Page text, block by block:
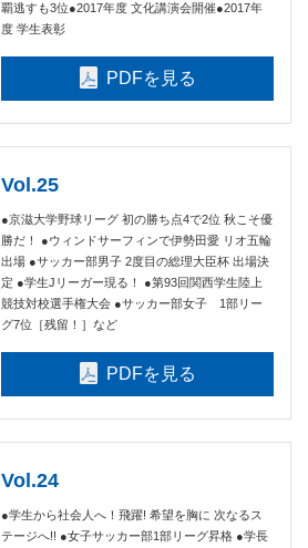
覇逃すも3位●2017年度 文化講演会開催●2017年
度 学生表彰
PDFを見る
Vol.25
●京滋大学野球リーグ 初の勝ち点4で2位 秋こそ優
勝だ！ ●ウィンドサーフィンで伊勢田愛 リオ五輪
出場 ●サッカー部男子 2度目の総理大臣杯 出場決
定 ●学生Jリーガー現る！ ●第93回関西学生陸上
競技対校選手権大会 ●サッカー部女子 1部リー
グ7位［残留！］など
PDFを見る
Vol.24
●学生から社会人へ！飛躍! 希望を胸に 次なるス
テージへ!! ●女子サッカー部1部リーグ昇格 ●学長